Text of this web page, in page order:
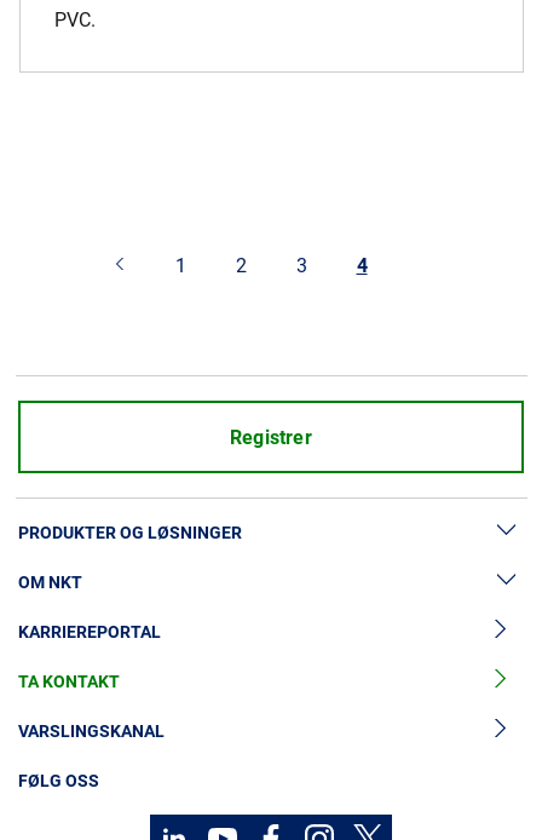
PVC.
1 2 3 4
Registrer
PRODUKTER OG LØSNINGER
Lavspenningskabler
Mellomspenningskabler
Mellomspenningskabeltilbehør
Høyspenningskabelløsninger
OM NKT
Nyheter og presse
Vår historie
Investorer
Bærekraft
KARRIEREPORTAL
TA KONTAKT
VARSLINGSKANAL
FØLG OSS